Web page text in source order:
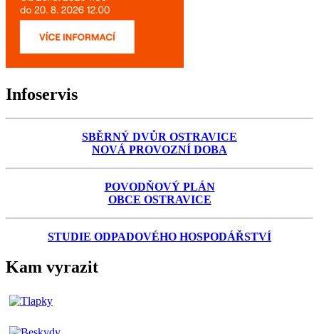
Infoservis
SBĚRNÝ DVŮR OSTRAVICE
NOVÁ PROVOZNÍ DOBA
POVODŇOVÝ PLÁN
OBCE OSTRAVICE
STUDIE ODPADOVÉHO HOSPODÁŘSTVÍ
Kam vyrazit